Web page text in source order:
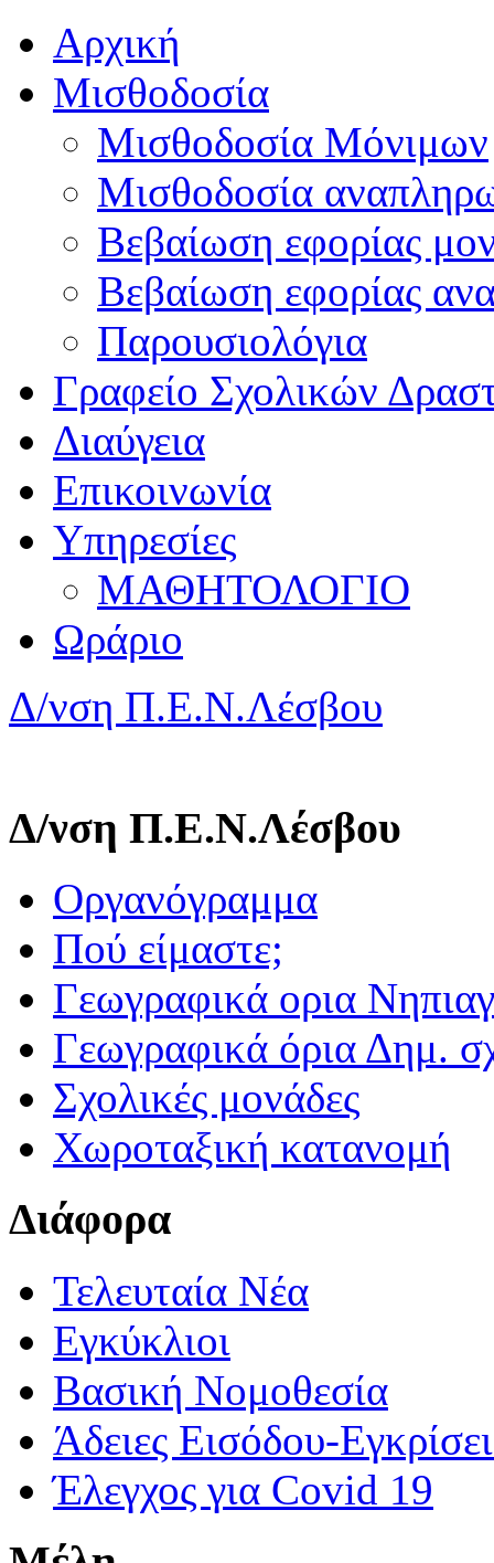
Αρχική
Μισθοδοσία
Μισθοδοσία Μόνιμων
Μισθοδοσία
Βεβαίωση εφορίας
Βεβαίωση εφορίας
Παρουσιολόγια
Γραφείο Σχολικών
Διαύγεια
Επικοινωνία
Υπηρεσίες
ΜΑΘΗΤΟΛΟΓΙΟ
Ωράριο
Δ/νση Π.Ε.Ν.Λέσβου
Δ/νση Π.Ε.Ν.Λέσβου
Οργανόγραμμα
Πού είμαστε;
Γεωγραφικά ορια
Γεωγραφικά όρια Δημ.
Σχολικές μονάδες
Χωροταξική κατανομή
Διάφορα
Τελευταία Νέα
Εγκύκλιοι
Βασική Νομοθεσία
Άδειες Εισόδου-
Έλεγχος για Covid 19